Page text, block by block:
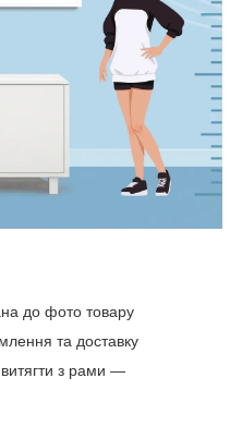
до фото товару
та доставку
витягти з рами —